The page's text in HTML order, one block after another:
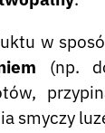
w
(np.
smyczy